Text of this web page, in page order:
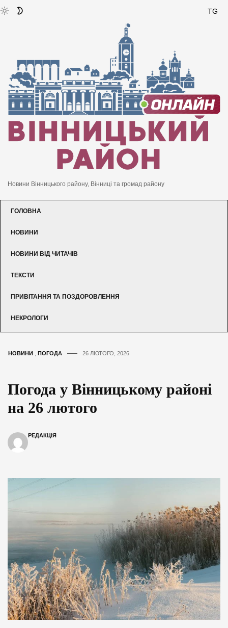
TG
Новини Вінницького району, Вінниці та громад району
ГОЛОВНА
НОВИНИ
НОВИНИ ВІД ЧИТАЧІВ
ТЕКСТИ
ПРИВІТАННЯ ТА ПОЗДОРОВЛЕННЯ
НЕКРОЛОГИ
НОВИНИ ПОГОДА 26 ЛЮТОГО, 2026
Погода у Вінницькому районі
на 26 лютого
РЕДАКЦІЯ